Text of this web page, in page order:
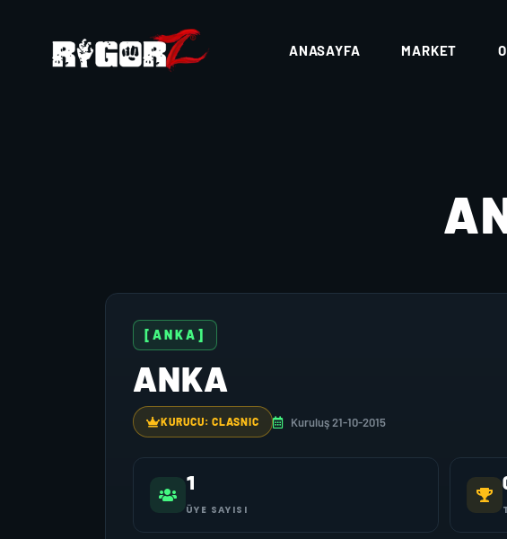
ANASAYFA MARKET
[ANKA]
ANKA
KURUCU: CLASNIC Kuruluş 21-10-2015
1
ÜYE SAYISI